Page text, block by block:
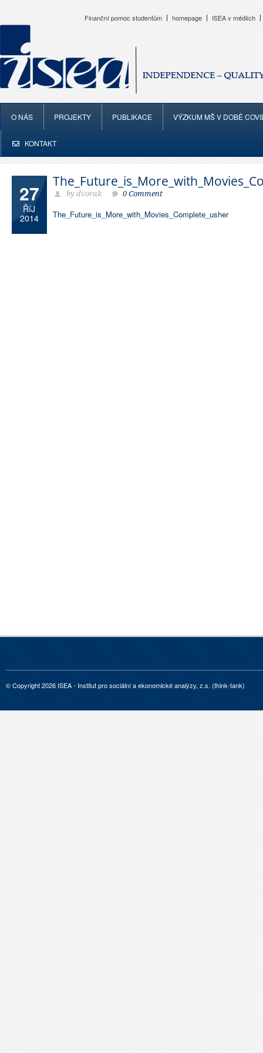
Finanční pomoc studentům homepage ISEA v médiích
O NÁS PROJEKTY PUBLIKACE VÝZKUM MŠ V DOBĚ
KONTAKT
27
ŘíJ
2014
by dvorak 0 Comment
The_Future_is_More_with_Movies_Complete_usher
© Copyright 2026 ISEA - Institut pro sociální a ekonomické analýzy, z.s. (think-tank)